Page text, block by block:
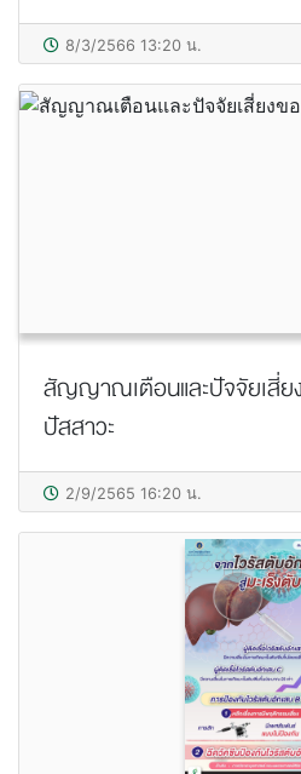
8/3/2566 13:20 น.
สัญญาณเตือนและปัจจัยเสี่ยง
ปัสสาวะ
2/9/2565 16:20 น.